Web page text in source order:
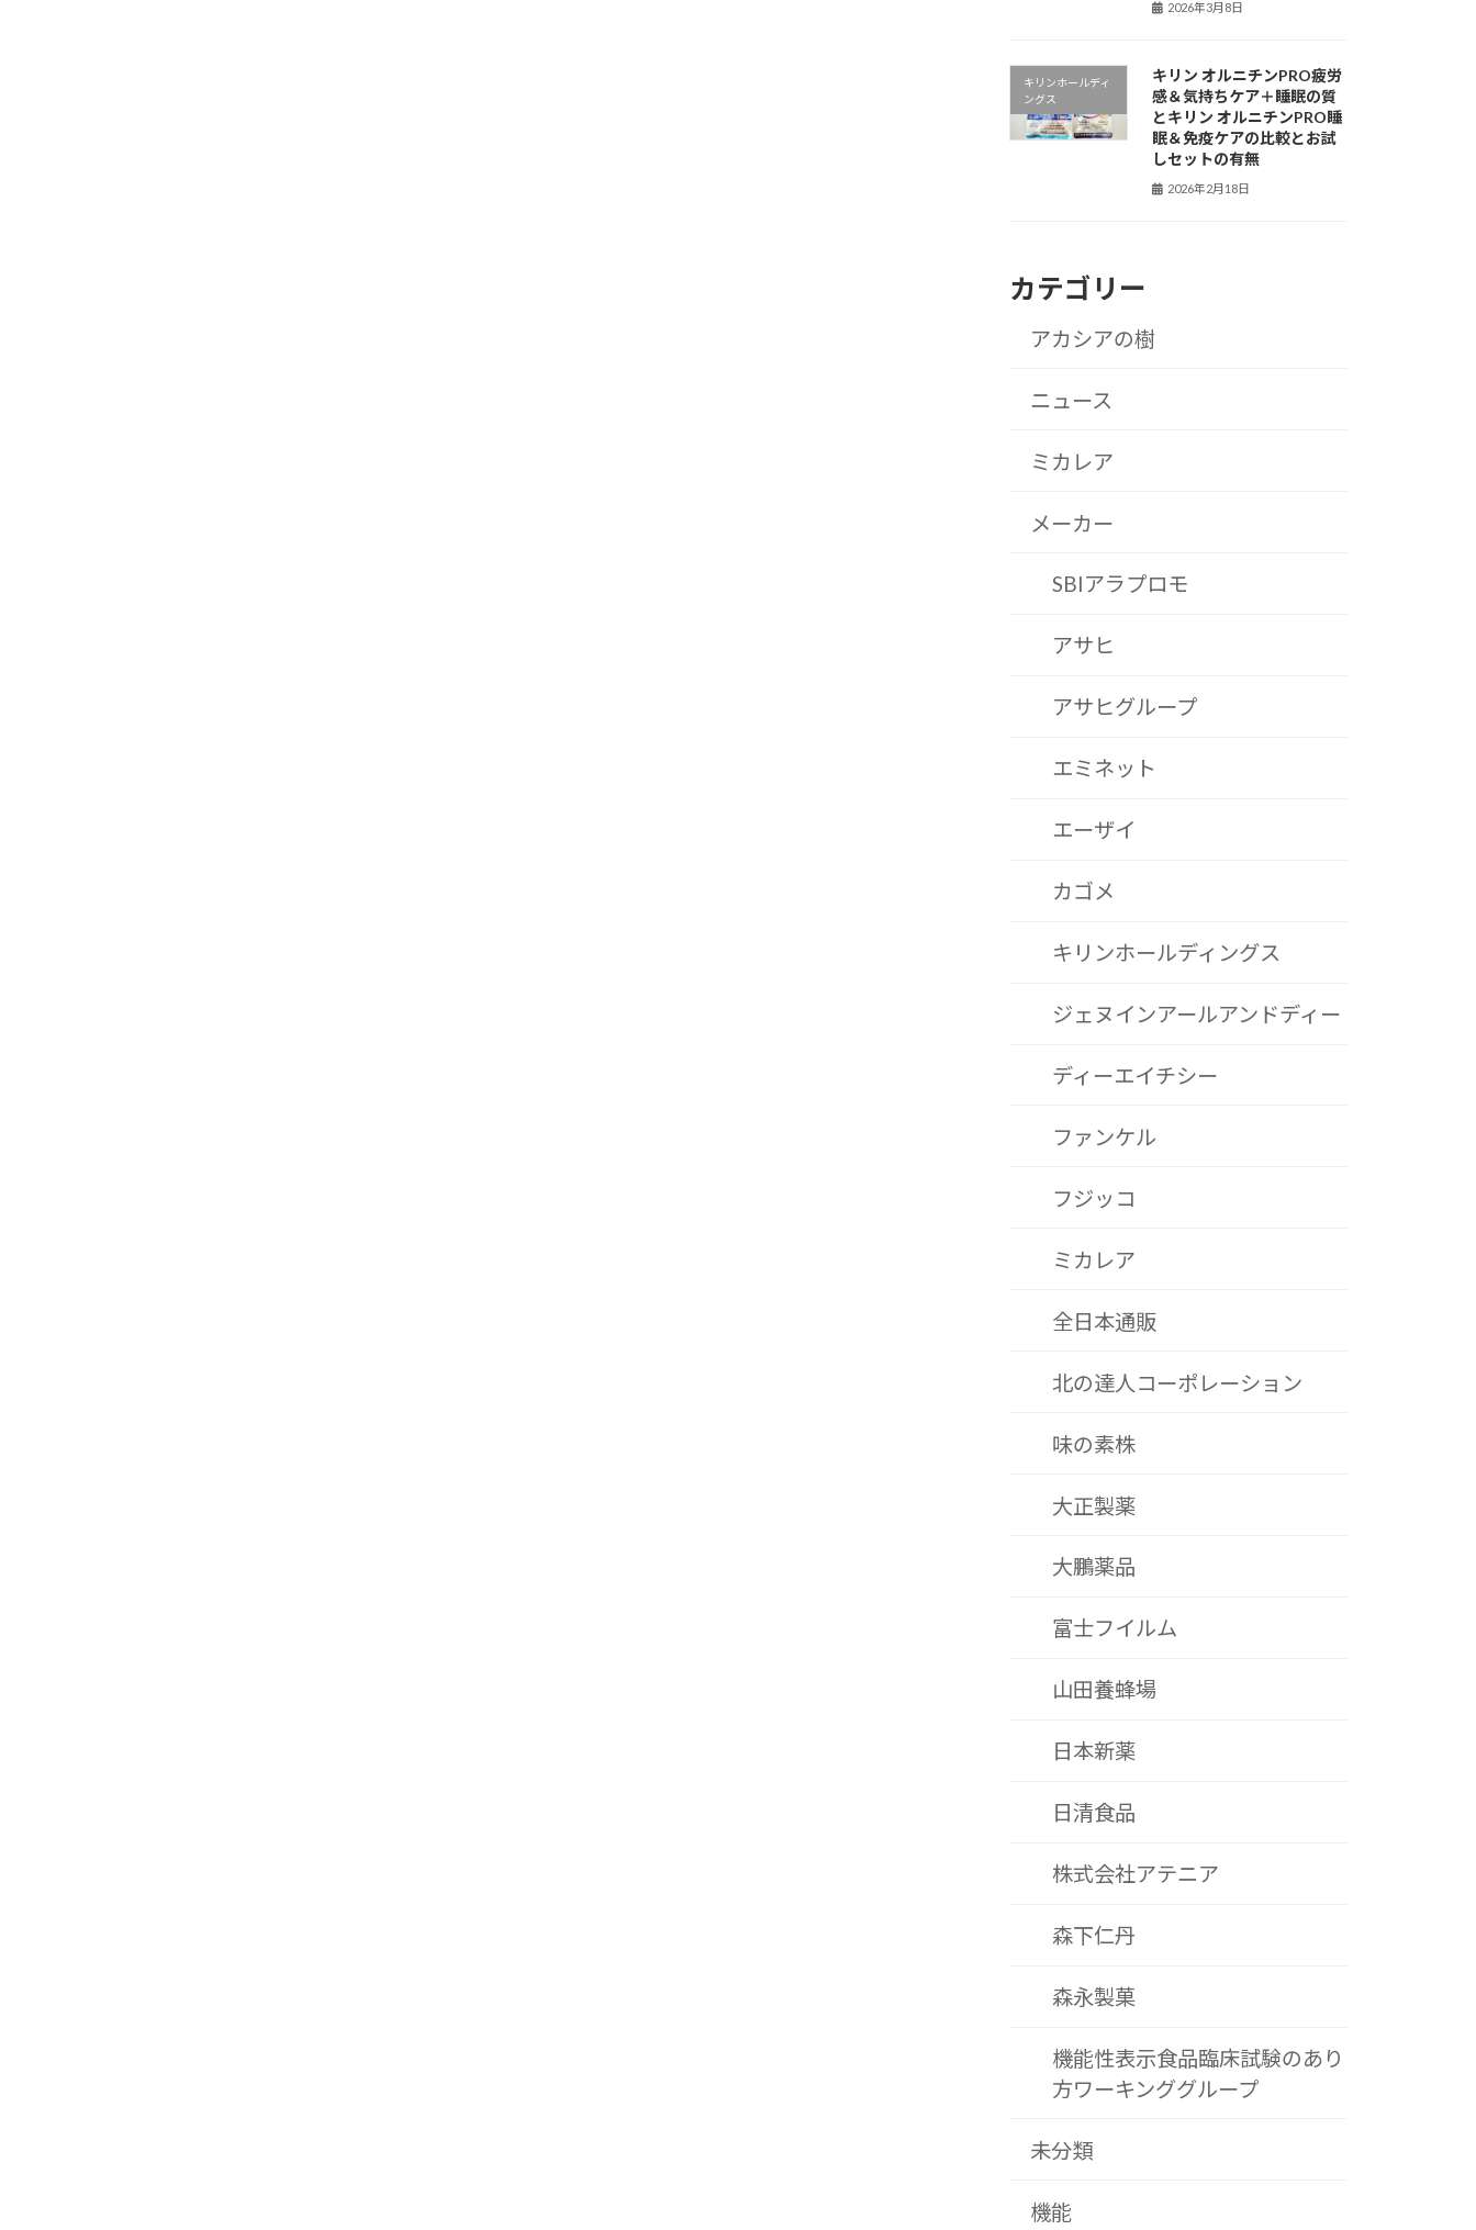
2026年3月8日
キリンホールディ
ングス
キリン オルニチンPRO疲労
感＆気持ちケア＋睡眠の質
とキリン オルニチンPRO睡
眠＆免疫ケアの比較とお試
しセットの有無
2026年2月18日
カテゴリー
アカシアの樹
ニュース
ミカレア
メーカー
SBIアラプロモ
アサヒ
アサヒグループ
エミネット
エーザイ
カゴメ
キリンホールディングス
ジェヌインアールアンドディー
ディーエイチシー
ファンケル
フジッコ
ミカレア
全日本通販
北の達人コーポレーション
味の素株
大正製薬
大鵬薬品
富士フイルム
山田養蜂場
日本新薬
日清食品
株式会社アテニア
森下仁丹
森永製菓
機能性表示食品臨床試験のあり
方ワーキンググループ
未分類
機能